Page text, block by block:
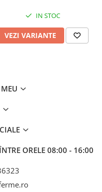
IN STOC
VEZI VARIANTE
ORELE 08:00 - 16:00